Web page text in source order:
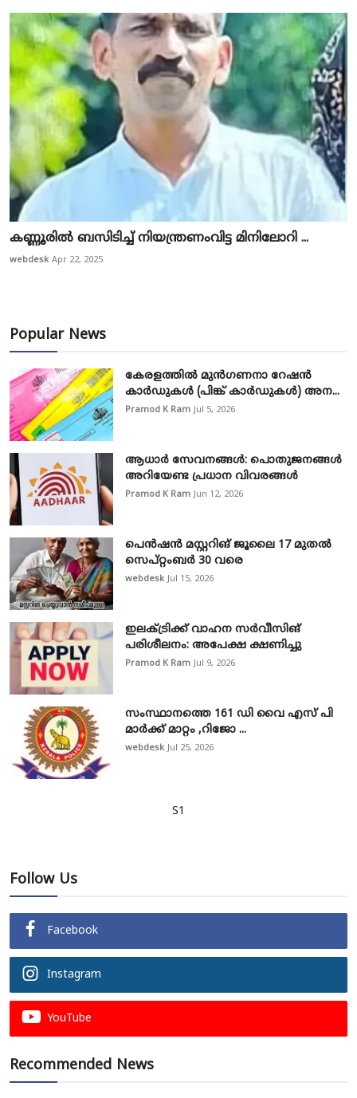
കണ്ണൂരിൽ ബ​സി​ടി​ച്ച് നി​യ​ന്ത്ര​ണം​വി​ട്ട മി​നി​ലോ​റി ...
webdesk Apr 22, 2025
Popular News
കേരളത്തിൽ മുൻഗണനാ റേഷൻ
കാർഡുകൾ (പിങ്ക് കാർഡുകൾ) അന...
Pramod K Ram Jul 5, 2026
ആധാർ സേവനങ്ങൾ: പൊതുജനങ്ങൾ
അറിയേണ്ട പ്രധാന വിവരങ്ങൾ
Pramod K Ram Jun 12, 2026
പെൻഷൻ മസ്റ്ററിങ് ജൂലൈ 17 മുതൽ
സെപ്റ്റംബർ 30 വരെ
webdesk Jul 15, 2026
ഇലക്ട്രിക്ക് വാഹന സർവീസിങ്
പരിശീലനം: അപേക്ഷ ക്ഷണിച്ചു
Pramod K Ram Jul 9, 2026
സംസ്ഥാനത്തെ 161 ഡി വൈ എസ് പി
മാർക്ക് മാറ്റം ,റിജോ ...
webdesk Jul 25, 2026
S1
Follow Us
Facebook
Instagram
YouTube
Recommended News